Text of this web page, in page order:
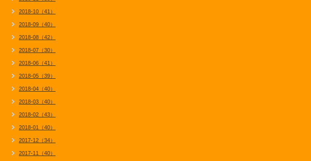
2018-10（41）
2018-09（40）
2018-08（42）
2018-07（30）
2018-06（41）
2018-05（39）
2018-04（40）
2018-03（40）
2018-02（43）
2018-01（40）
2017-12（34）
2017-11（40）